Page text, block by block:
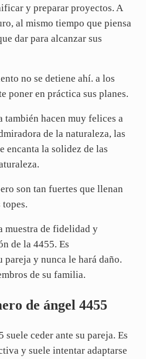
y preparar proyectos. A
al mismo tiempo que piensa
dar para alcanzar sus
no se detiene ahí. a los
poner en práctica sus planes.
también hacen muy felices a
de la naturaleza, las
encanta la solidez de las
son tan fuertes que llenan
muestra de fidelidad y
de la 4455. Es
pareja y nunca le hará daño.
de su familia.
de ángel 4455
suele ceder ante su pareja. Es
y suele intentar adaptarse